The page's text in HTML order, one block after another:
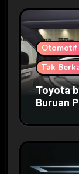
Tak
Toyota
Buruan